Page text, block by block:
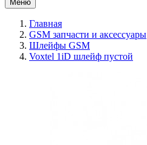
Меню
Главная
GSM запчасти и аксессуары
Шлейфы GSM
Voxtel 1iD шлейф пустой